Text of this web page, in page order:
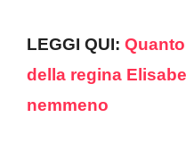
LEGGI QUI:
della regina
nemmeno